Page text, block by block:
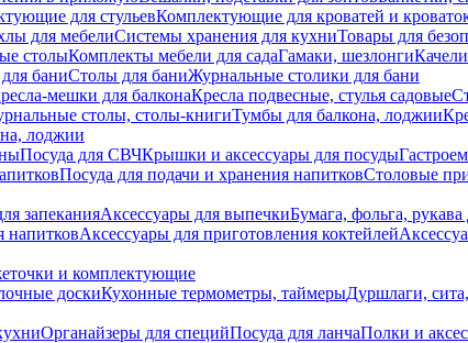
для стульевКомплектующие для кроватей и
для мебелиСистемы хранения для кухниТовары для
столыКомплекты мебели для садаГамаки, шезлонги
баниСтолы для баниЖурнальные столики для бани
мешки для балконаКресла подвесные, стулья садовые
столы, столы-книгиТумбы для балкона, лоджии
лоджии
Посуда для СВЧКрышки и аксессуары для посуды
Посуда для подачи и хранения напитковСтоловые
запеканияАксессуары для выпечкиБумага, фольга,
напитковАксессуары для приготовления коктейлей
и комплектующие
доскиКухонные термометры, таймерыДуршлаги,
Органайзеры для специйПосуда для ланчаПолки и